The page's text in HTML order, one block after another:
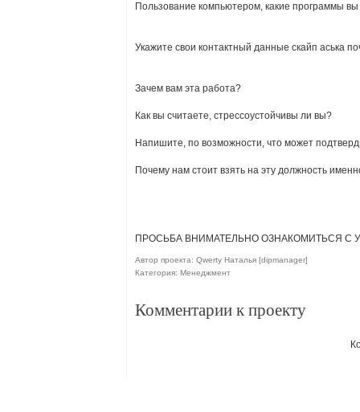
Пользование компьютером, какие программы вы
Укажите свои контактный данные скайп аська
Зачем вам эта работа?
Как вы считаете, стрессоустойчивы ли вы?
Напишите, по возможности, что может
Почему нам стоит взять на эту должность
ПРОСЬБА ВНИМАТЕЛЬНО ОЗНАКОМИТЬСЯ
Автор проекта: Qwerty Наталья [dipmanager]
Категория: Менеджмент
Комментарии к проекту